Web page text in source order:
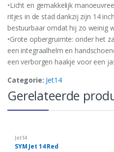
•Licht en gemakkelijk
ritjes in de stad dankzij zijn 14
bestuurbaar omdat hij zo weinig
•Grote opbergruimte: onder het
een integraalhelm en
een verborgen haakje voor een
Categorie: Jet14
Gerelateerde
Jet14
SYM Jet 14 Red